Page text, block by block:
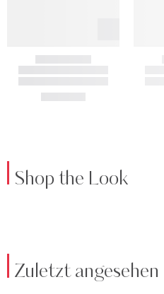
Shop the Look
Zuletzt angesehen